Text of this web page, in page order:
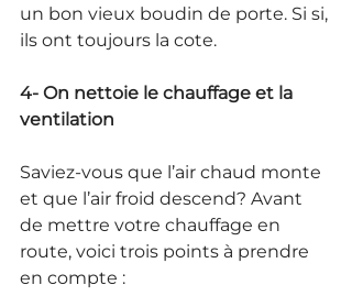
un bon vieux boudin de porte. Si si,
ils ont toujours la cote.
4- On nettoie le chauffage et la
ventilation
Saviez-vous que l’air chaud monte
et que l’air froid descend? Avant
de mettre votre chauffage en
route, voici trois points à prendre
en compte :